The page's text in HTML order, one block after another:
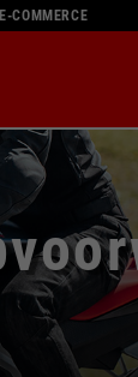
COMMERCE